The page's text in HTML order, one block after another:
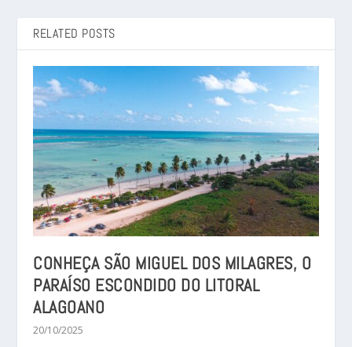
RELATED POSTS
CONHEÇA SÃO MIGUEL DOS MILAGRES, O
PARAÍSO ESCONDIDO DO LITORAL
ALAGOANO
20/10/2025